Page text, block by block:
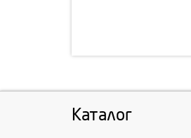
Каталог